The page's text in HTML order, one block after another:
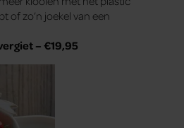
of zo’n joekel van een
– €19,95